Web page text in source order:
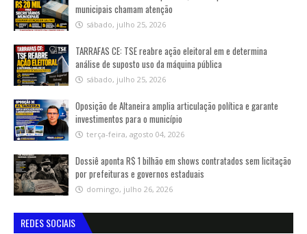
municipais chamam atenção
sábado, julho 25, 2026
TARRAFAS CE: TSE reabre ação eleitoral em e determina
análise de suposto uso da máquina pública
sábado, julho 25, 2026
Oposição de Altaneira amplia articulação política e garante
investimentos para o município
terça-feira, agosto 04, 2026
Dossiê aponta R$ 1 bilhão em shows contratados sem licitação
por prefeituras e governos estaduais
domingo, julho 26, 2026
REDES SOCIAIS